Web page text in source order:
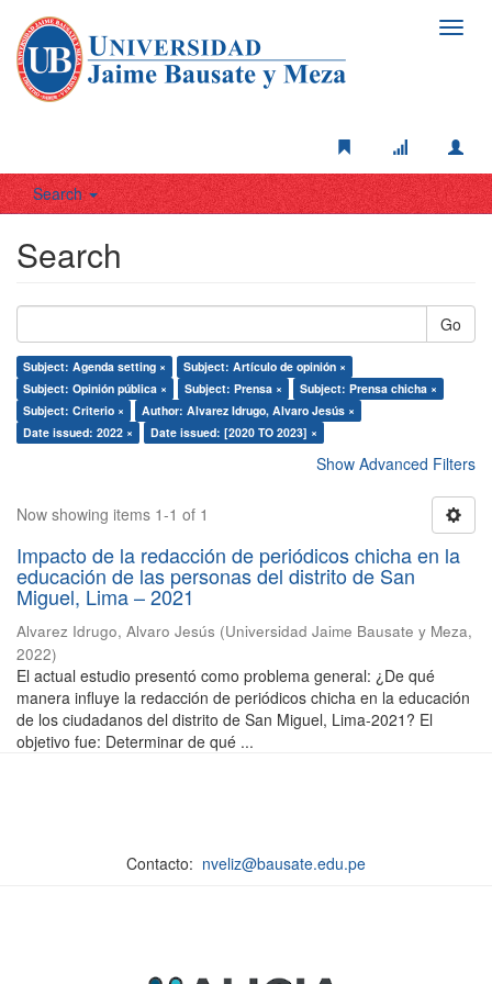
Search
Search
Go
Subject: Agenda setting ×
Subject: Artículo de opinión ×
Subject: Opinión pública ×
Subject: Prensa ×
Subject: Prensa chicha ×
Subject: Criterio ×
Author: Alvarez Idrugo, Alvaro Jesús ×
Date issued: 2022 ×
Date issued: [2020 TO 2023] ×
Show Advanced Filters
Now showing items 1-1 of 1
Impacto de la redacción de periódicos chicha en la
educación de las personas del distrito de San
Miguel, Lima – 2021
Alvarez Idrugo, Alvaro Jesús (Universidad Jaime Bausate y Meza,
2022)
El actual estudio presentó como problema general: ¿De qué
manera influye la redacción de periódicos chicha en la educación
de los ciudadanos del distrito de San Miguel, Lima-2021? El
objetivo fue: Determinar de qué ...
Contacto: nveliz@bausate.edu.pe